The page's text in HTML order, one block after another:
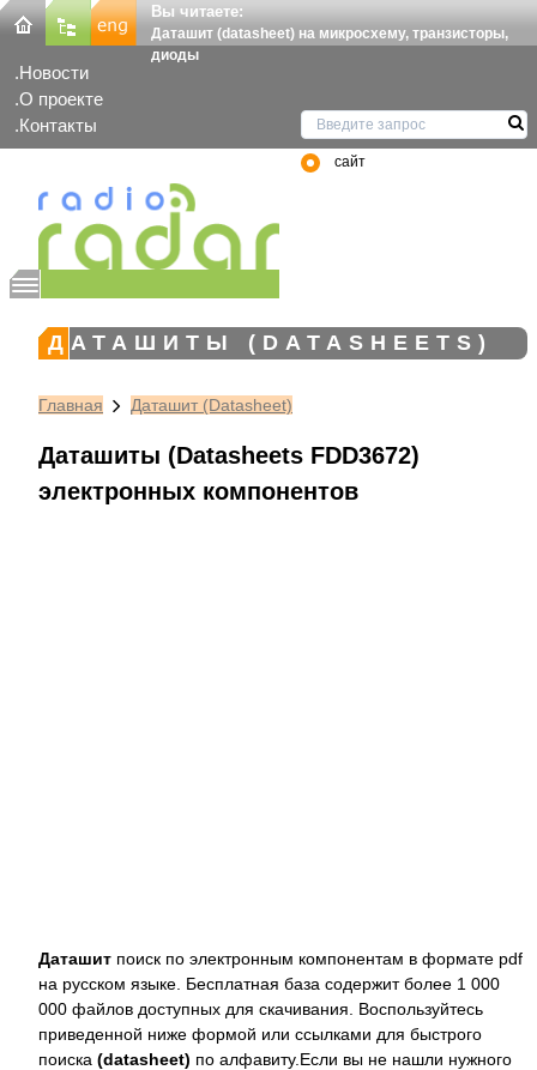
Вы читаете:
Даташит (datasheet) на микросхему, транзисторы,
диоды
Новости
О проекте
Контакты
сайт
ДАТАШИТЫ (DATASHEETS)
Главная Даташит (Datasheet)
Даташиты (Datasheets FDD3672)
электронных компонентов
Даташит поиск по электронным компонентам в формате pdf
на русском языке. Бесплатная база содержит более 1 000
000 файлов доступных для скачивания. Воспользуйтесь
приведенной ниже формой или ссылками для быстрого
поиска (datasheet) по алфавиту.Если вы не нашли нужного